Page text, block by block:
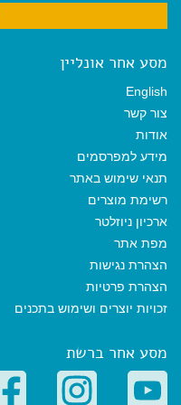
מסע אחר אונליין
English
צור קשר
אודות
מידע למפרסמים
תנאי שימוש באתר
רשימת מוצרים
ארכיון ניוזלטר
מפת אתר
הצהרת נגישות
הצהרת פרטיות
זכויות יוצרים ושימוש בתכנים
מסע אחר ברשת